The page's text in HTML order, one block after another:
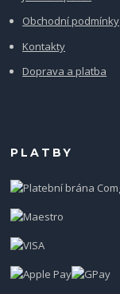
Obchodní podmínky
Kontakty
Doprava a platba
PLATBY